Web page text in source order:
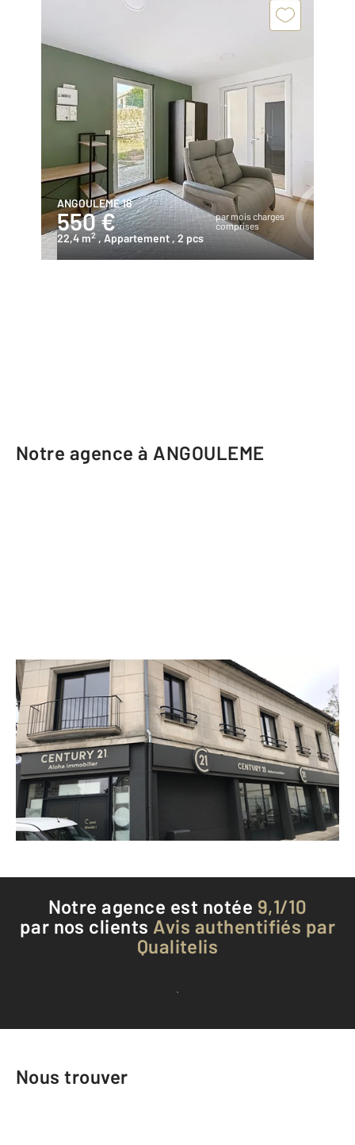
ANGOULEME 16
550 €
par mois charges
comprises
22,4 m2 , Appartement, 2 pcs
Notre agence à ANGOULEME
CENTURY 21 Aloha Immobilier
163 rue Saint Roch
ANGOULEME - 16000
Envoyer un message
Téléphoner à l'agence
Notre agence est notée 9,1/10
par nos clients Avis authentifiés par
Qualitelis
Voir tous les avis clients
Nous trouver